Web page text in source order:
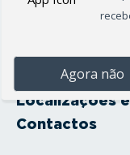
Onde Estamos
Localizações e
Contactos